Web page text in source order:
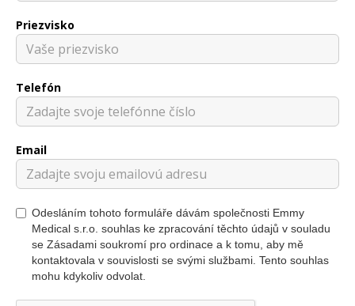
Priezvisko
Telefón
Email
Odesláním tohoto formuláře dávám společnosti Emmy
Medical s.r.o. souhlas ke zpracování těchto údajů v souladu
se Zásadami soukromí pro ordinace a k tomu, aby mě
kontaktovala v souvislosti se svými službami. Tento souhlas
mohu kdykoliv odvolat.